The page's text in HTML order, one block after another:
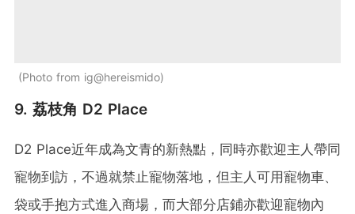
Photo from ig@hereismido
9. 荔枝角 D2 Place
D2 Place近年成為文青的新熱點，同時亦歡迎主人帶同
寵物到訪，不過就禁止寵物落地，但主人可用寵物車、
袋或手抱方式進入商場，而大部分店鋪亦歡迎寵物內